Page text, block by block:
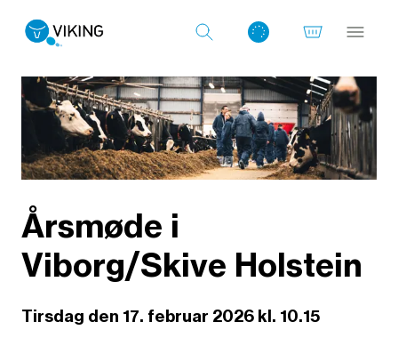
Log ind med det samme
Årsmøde i
Viborg/Skive Holstein
Tirsdag den 17. februar 2026 kl. 10.15